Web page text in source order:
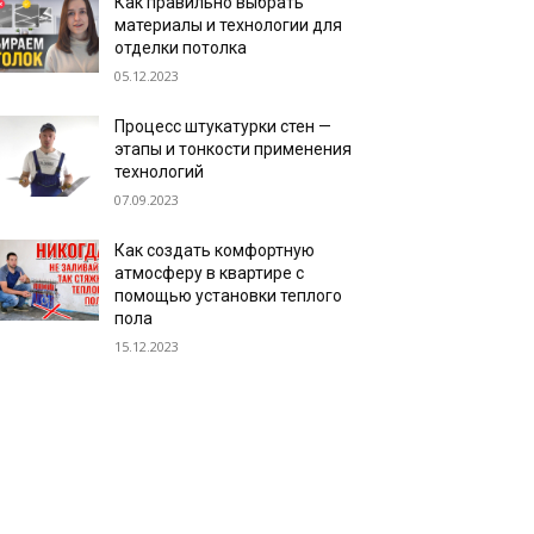
материалы и технологии для
отделки потолка
05.12.2023
Процесс штукатурки стен —
этапы и тонкости применения
технологий
07.09.2023
Как создать комфортную
атмосферу в квартире с
помощью установки теплого
пола
15.12.2023